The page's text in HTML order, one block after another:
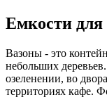
Емкости для
Вазоны - это
небольших
озеленении, во
территориях кафе.